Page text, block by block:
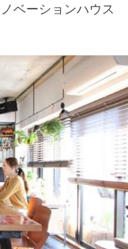
ベーションハウス